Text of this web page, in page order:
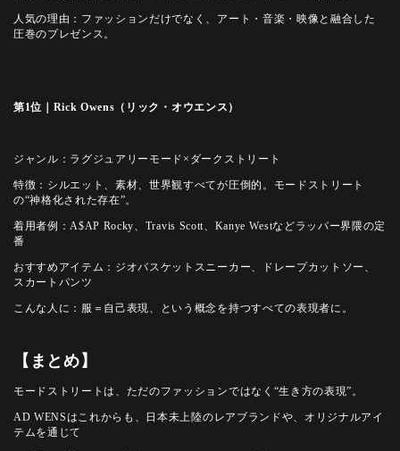
人気の理由：ファッションだけでなく、アート・音楽・映像と融合した
圧巻のプレゼンス。
第1位｜Rick Owens（リック・オウエンス）
ジャンル：ラグジュアリーモード×ダークストリート
特徴：シルエット、素材、世界観すべてが圧倒的。モードストリート
の“神格化された存在”。
着用者例：A$AP Rocky、Travis Scott、Kanye Westなどラッパー界隈の定
番
おすすめアイテム：ジオバスケットスニーカー、ドレープカットソー、
スカートパンツ
こんな人に：服＝自己表現、という概念を持つすべての表現者に。
【まとめ】
モードストリートは、ただのファッションではなく“生き方の表現”。
AD WENSはこれからも、日本未上陸のレアブランドや、オリジナルアイ
テムを通じて